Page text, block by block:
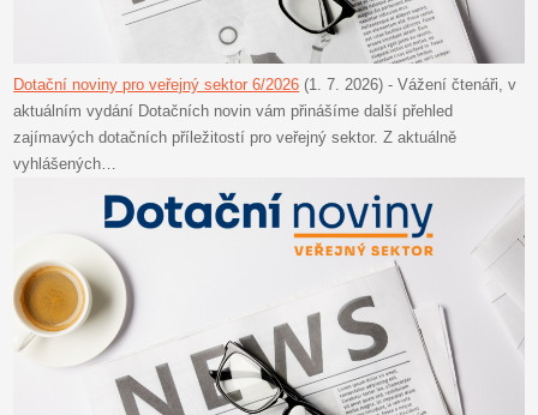
Dotační noviny pro veřejný sektor 6/2026 (1. 7. 2026) - Vážení čtenáři, v
aktuálním vydání Dotačních novin vám přinášíme další přehled
zajímavých dotačních příležitostí pro veřejný sektor. Z aktuálně
vyhlášených…